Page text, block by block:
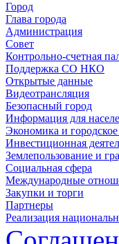
Город
Глава города
Администрация
Совет
Контрольно-счетная
Поддержка СО НКО
Открытые данные
Видеотрансляция
Безопасный город
Информация для
Экономика и городское
Инвестиционная
Землепользование и
Социальная сфера
Международные
Закупки и торги
Партнеры
Реализация